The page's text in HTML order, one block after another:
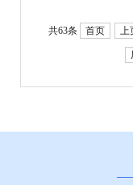
旅游市场秩
共63条 首页 上